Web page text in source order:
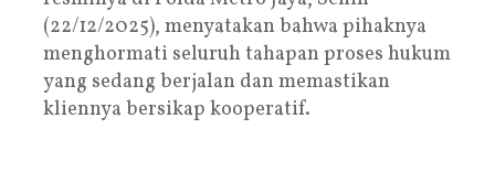
(22/12/2025), menyatakan bahwa pihaknya
menghormati seluruh tahapan proses hukum
yang sedang berjalan dan memastikan
kliennya bersikap kooperatif.